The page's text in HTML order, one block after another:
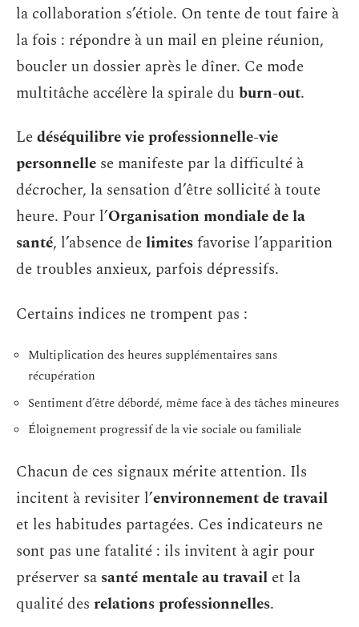
la collaboration s’étiole. On tente de tout faire à
la fois : répondre à un mail en pleine réunion,
boucler un dossier après le dîner. Ce mode
multitâche accélère la spirale du burn-out.
Ledéséquilibre vie professionnelle-vie
personnelle se manifeste par la difficulté à
décrocher, la sensation d’être sollicité à toute
heure. Pour l’Organisation mondiale de la
santé, l’absence delimitesfavorise l’apparition
de troubles anxieux, parfois dépressifs.
Certains indices ne trompent pas :
Multiplication des heures supplémentaires sans
récupération
Sentiment d’être débordé, même face à des tâches mineures
Éloignement progressif de la vie sociale ou familiale
Chacun de ces signaux mérite attention. Ils
incitent à revisiter l’environnement de travail
et les habitudes partagées. Ces indicateurs ne
sont pas une fatalité : ils invitent à agir pour
préserver sa santé mentale au travail et la
qualité des relations professionnelles.